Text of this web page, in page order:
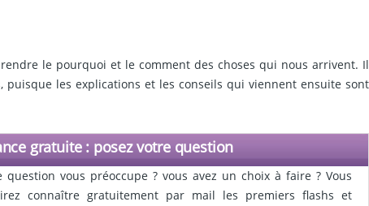
le pourquoi et le comment des choses qui nous arrivent. Il
les explications et les conseils qui viennent ensuite sont
gratuite : posez votre question
question vous préoccupe ? vous avez un choix à faire ? Vous
connaître gratuitement par mail les premiers flashs et